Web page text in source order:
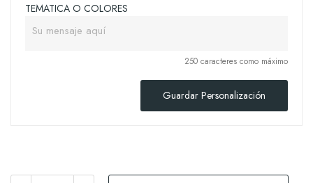
TEMATICA O COLORES
250 caracteres como máximo
Guardar Personalización